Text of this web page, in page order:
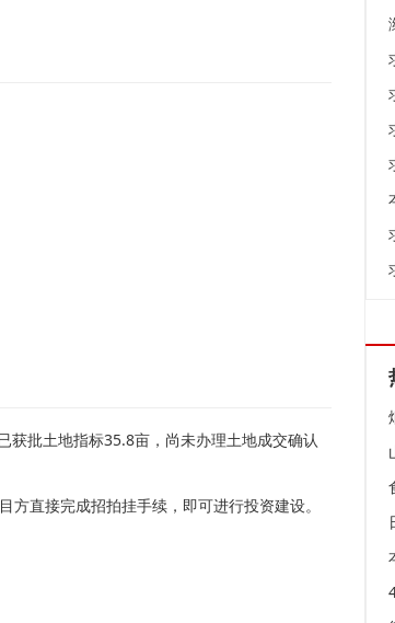
获批土地指标35.8亩，尚未办理土地成交确认
直接完成招拍挂手续，即可进行投资建设。